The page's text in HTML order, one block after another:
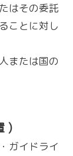
はその委託
ことに対し
または国の
)
ガイドライ